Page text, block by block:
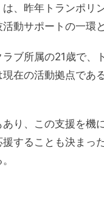
、昨年トランポ
動サポートの一環
ブ所属の21歳で
在の活動拠点であ
り、この支援を機
することも決まっ